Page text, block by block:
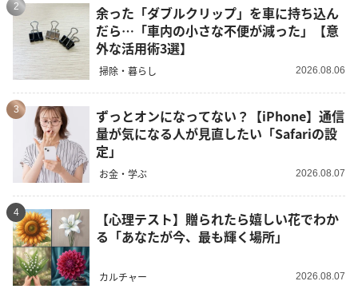
2
余った「ダブルクリップ」を車に持ち込ん
だら…「車内の小さな不便が減った」【意
外な活用術3選】
掃除・暮らし 2026.08.06
3
ずっとオンになってない？【iPhone】通信
量が気になる人が見直したい「Safariの設
定」
お金・学ぶ 2026.08.07
4
【心理テスト】贈られたら嬉しい花でわか
る「あなたが今、最も輝く場所」
カルチャー 2026.08.07